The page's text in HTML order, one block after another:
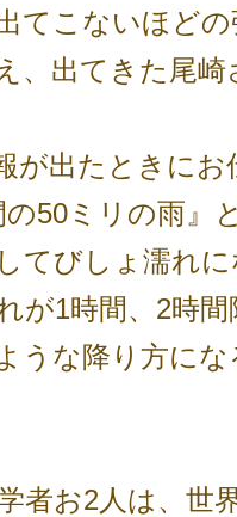
てこないほど
、出てきた尾
が出たときに
の50ミリの雨』
てびしょ濡れ
が1時間、2時
うな降り方に
者お2人は、世